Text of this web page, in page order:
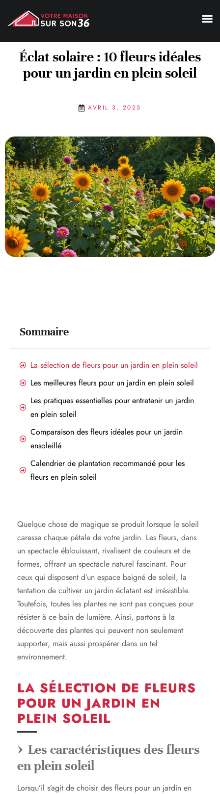
Éclat solaire : 10 fleurs idéales
pour un jardin en plein soleil
AVRIL 3, 2025
Quelque chose de magique se produit lorsque le soleil
caresse chaque pétale de votre jardin. Les fleurs, dans
un spectacle éblouissant, rivalisent de couleurs et de
formes, offrant un spectacle naturel fascinant. Pour
ceux qui disposent d’un espace baigné de soleil, la
tentation de cultiver un jardin éclatant est irrésistible.
Toutefois, toutes les plantes ne sont pas conçues pour
résister à ce bain de lumière. Ainsi, partons à la
découverte des plantes qui peuvent non seulement
supporter, mais aussi prospérer dans un tel
environnement.
LA SÉLECTION DE FLEURS
POUR UN JARDIN EN
PLEIN SOLEIL
Les caractéristiques des fleurs
en plein soleil
Lorsqu’il s’agit de choisir des fleurs pour un jardin en
Sommaire
La sélection de fleurs pour un jardin en plein soleil
Les meilleures fleurs pour un jardin en plein soleil
Les pratiques essentielles pour entretenir un jardin
en plein soleil
Comparaison des fleurs idéales pour un jardin
ensoleillé
Calendrier de plantation recommandé pour les
fleurs en plein soleil